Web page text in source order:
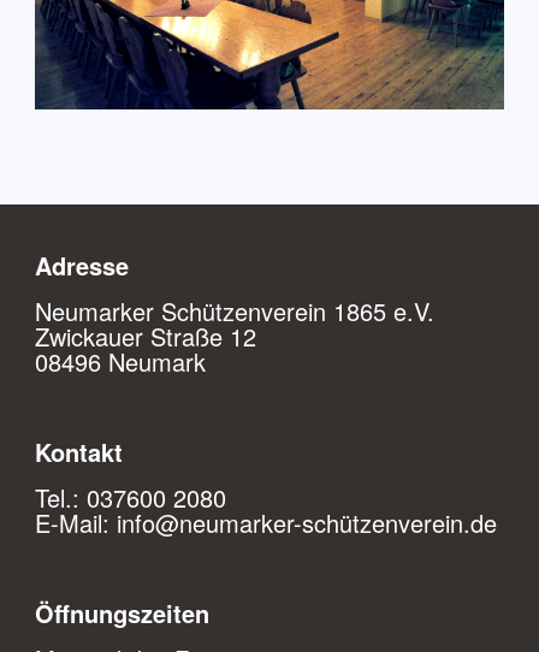
Adresse
Neumarker Schützenverein 1865 e.V.
Zwickauer Straße 12
08496 Neumark
Kontakt
Tel.: 037600 2080
E-Mail: info@neumarker-schützenverein.de
Öffnungszeiten